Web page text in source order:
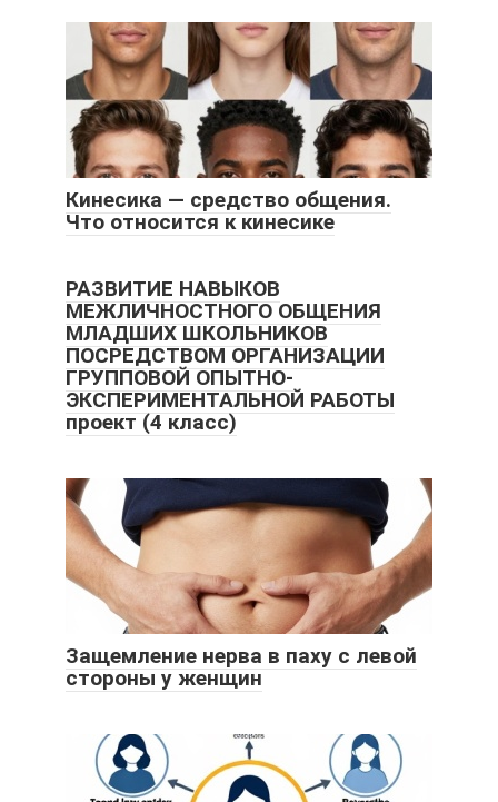
Кинесика — средство общения.
Что относится к кинесике
РАЗВИТИЕ НАВЫКОВ
МЕЖЛИЧНОСТНОГО ОБЩЕНИЯ
МЛАДШИХ ШКОЛЬНИКОВ
ПОСРЕДСТВОМ ОРГАНИЗАЦИИ
ГРУППОВОЙ ОПЫТНО-
ЭКСПЕРИМЕНТАЛЬНОЙ РАБОТЫ
проект (4 класс)
Защемление нерва в паху с левой
стороны у женщин